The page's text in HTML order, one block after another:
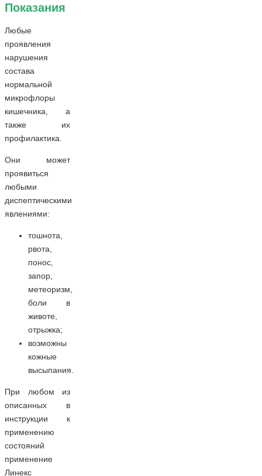
Показания
Любые
проявления
нарушения
состава
нормальной
микрофлоры
кишечника, а
также их
профилактика.
Они может
проявиться
любыми
диспептическими
явлениями:
тошнота,
рвота,
понос,
запор,
метеоризм,
боли в
животе,
отрыжка;
возможны
кожные
высыпания.
При любом из
описанных в
инструкции к
применению
состояний
применение
Линекс